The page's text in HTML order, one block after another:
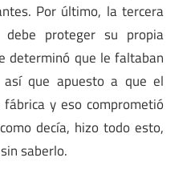
Por último, la tercera
proteger su propia
determinó que le faltaban
así que apuesto a que el
y eso comprometió
decía, hizo todo esto,
saberlo.